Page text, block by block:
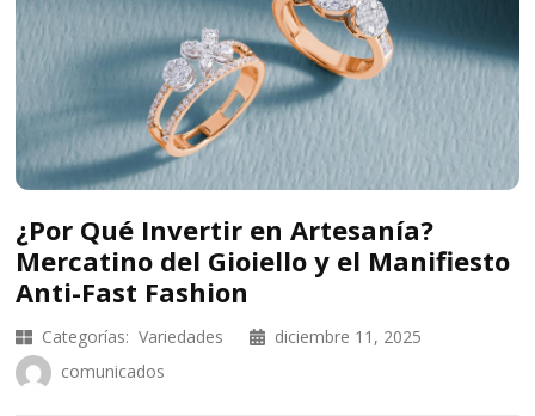
¿Por Qué Invertir en Artesanía?
Mercatino del Gioiello y el Manifiesto
Anti-Fast Fashion
Categorías: Variedades
diciembre 11, 2025
comunicados